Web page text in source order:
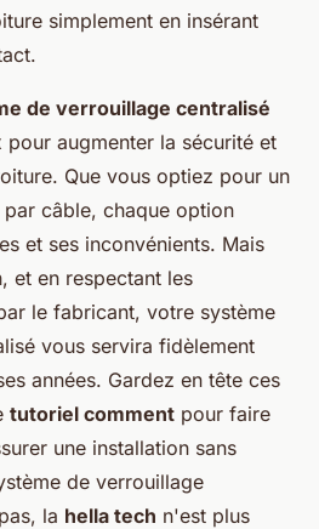
simplement en insérant
de verrouillage centralisé
augmenter la sécurité et
Que vous optiez pour un
câble, chaque option
et ses inconvénients. Mais
et en respectant les
le fabricant, votre système
vous servira fidèlement
années. Gardez en tête ces
tutoriel comment pour faire
une installation sans
de verrouillage
la hella tech n'est plus